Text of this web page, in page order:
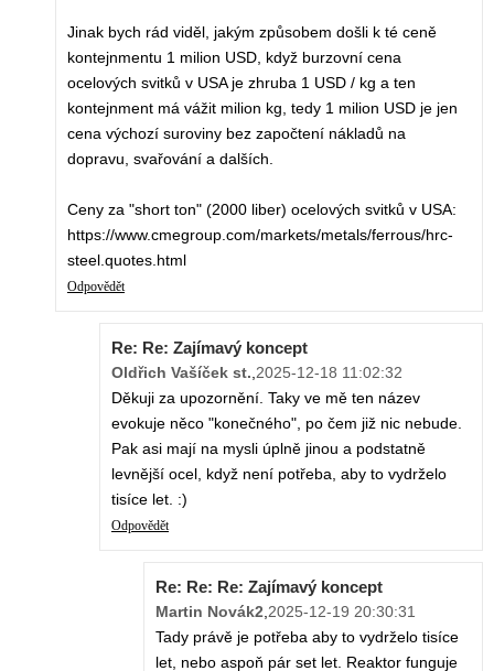
Jinak bych rád viděl, jakým způsobem došli k té ceně
kontejnmentu 1 milion USD, když burzovní cena
ocelových svitků v USA je zhruba 1 USD / kg a ten
kontejnment má vážit milion kg, tedy 1 milion USD je jen
cena výchozí suroviny bez započtení nákladů na
dopravu, svařování a dalších.
Ceny za "short ton" (2000 liber) ocelových svitků v USA:
https://www.cmegroup.com/markets/metals/ferrous/hrc-
steel.quotes.html
Odpovědět
Re: Re: Zajímavý koncept
Oldřich Vašíček st. 2025-12-18 11:02:32
Děkuji za upozornění. Taky ve mě ten název
evokuje něco "konečného", po čem již nic nebude.
Pak asi mají na mysli úplně jinou a podstatně
levnější ocel, když není potřeba, aby to vydrželo
tisíce let. :)
Odpovědět
Re: Re: Re: Zajímavý koncept
Martin Novák2 2025-12-19 20:30:31
Tady právě je potřeba aby to vydrželo tisíce
let, nebo aspoň pár set let. Reaktor funguje